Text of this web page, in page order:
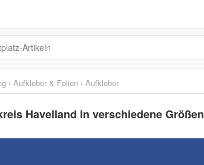
› Aufkleber & Folien › Aufkleber
Havelland in verschiedene Größen